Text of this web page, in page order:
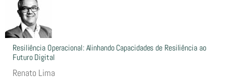
Resiliência Operacional: Alinhando Capacidades de Resiliência ao
Futuro Digital
Renato Lima